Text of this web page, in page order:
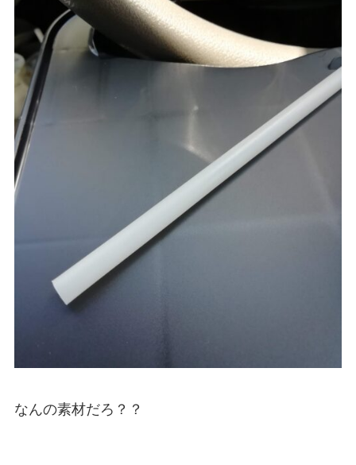
なんの素材だろ？？